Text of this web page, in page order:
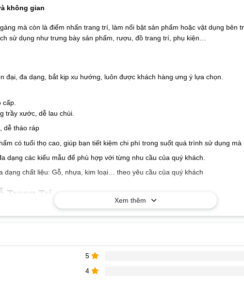
không gian
mà còn là điểm nhấn trang trí, làm nổi bật sản phẩm hoặc vật dụng bên
sử dụng như trưng bày sản phẩm, rượu, đồ trang trí, phụ kiện…
đại, đa dạng, bắt kịp xu hướng, luôn được khách hàng ưng ý lựa chọn.
trầy xước, dễ lau chùi.
dễ tháo ráp
có tuổi thọ cao, giúp bạn tiết kiệm chi phí trong suốt quá trình sử dụng
dạng các kiểu mẫu để phù hợp với từng nhu cầu của quý khách.
dạng chất liệu: Gỗ, nhựa, kim loại… theo yêu cầu của quý khách
Trang Trí
tư vấn và nhận báo giá tốt nhất !
Xem thêm
5
4